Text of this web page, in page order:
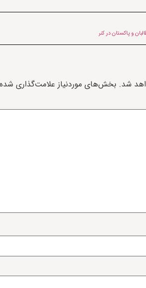
و پاکستان در کنر
شد. بخش‌های موردنیاز علامت‌گذاری